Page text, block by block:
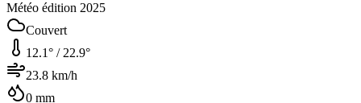
Météo édition 2025
Couvert
12.1° / 22.9°
23.8 km/h
0 mm